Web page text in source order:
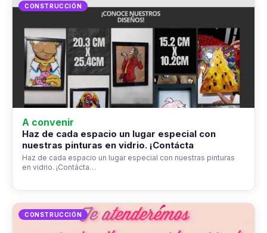
CONSTRUCCIÓN
A convenir
Haz de cada espacio un lugar especial con
nuestras pinturas en vidrio. ¡Contácta
Haz de cada espacio un lugar especial con nuestras pinturas
en vidrio. ¡Contácta…
CONSTRUCCIÓN